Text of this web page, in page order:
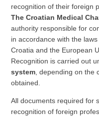
recognition of their foreign
The Croatian Medical
authority responsible for
in accordance with the
Croatia and the European
Recognition is carried out
system , depending on
obtained.
All documents required for
recognition of foreign